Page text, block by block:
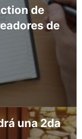
de
de
una 2da